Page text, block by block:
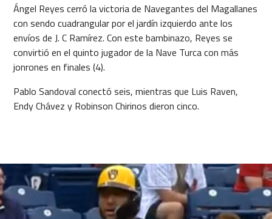
Ángel Reyes cerró la victoria de Navegantes del Magallanes
con sendo cuadrangular por el jardín izquierdo ante los
envíos de J. C Ramírez. Con este bambinazo, Reyes se
convirtió en el quinto jugador de la Nave Turca con más
jonrones en finales (4).
Pablo Sandoval conectó seis, mientras que Luis Raven,
Endy Chávez y Robinson Chirinos dieron cinco.